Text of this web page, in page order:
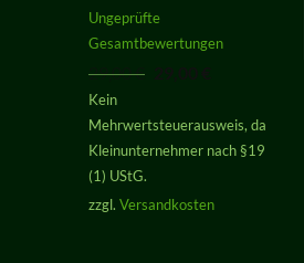
Bewertet
von 5
Ungeprüfte
Gesamtbewertungen
29,00€
war:
29,00 €
29,00 €.
Kein
Mehrwertsteuerausweis, da
Kleinunternehmer nach §19
(1) UStG.
zzgl. Versandkosten